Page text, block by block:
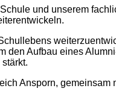
und unserem
den Aufbau eines
Ansporn,